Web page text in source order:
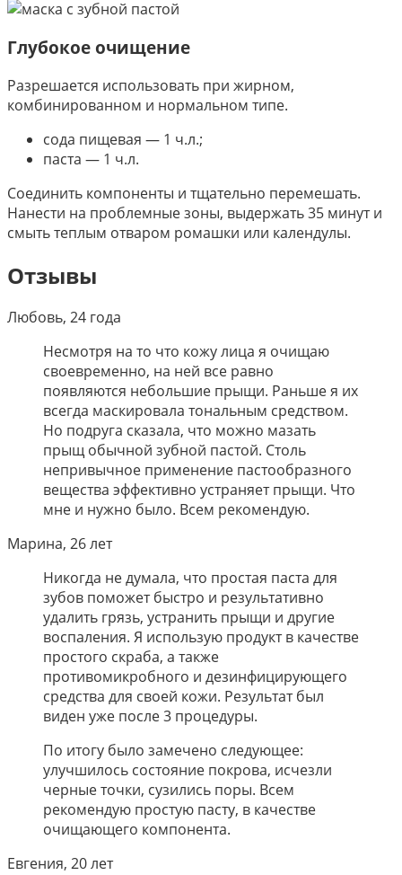
Глубокое очищение
Разрешается использовать при жирном,
комбинированном и нормальном типе.
сода пищевая — 1 ч.л.;
паста — 1 ч.л.
Соединить компоненты и тщательно перемешать.
Нанести на проблемные зоны, выдержать 35 минут и
смыть теплым отваром ромашки или календулы.
Отзывы
Любовь, 24 года
Несмотря на то что кожу лица я очищаю
своевременно, на ней все равно
появляются небольшие прыщи. Раньше я их
всегда маскировала тональным средством.
Но подруга сказала, что можно мазать
прыщ обычной зубной пастой. Столь
непривычное применение пастообразного
вещества эффективно устраняет прыщи. Что
мне и нужно было. Всем рекомендую.
Марина, 26 лет
Никогда не думала, что простая паста для
зубов поможет быстро и результативно
удалить грязь, устранить прыщи и другие
воспаления. Я использую продукт в качестве
простого скраба, а также
противомикробного и дезинфицирующего
средства для своей кожи. Результат был
виден уже после 3 процедуры.
По итогу было замечено следующее:
улучшилось состояние покрова, исчезли
черные точки, сузились поры. Всем
рекомендую простую пасту, в качестве
очищающего компонента.
Евгения, 20 лет